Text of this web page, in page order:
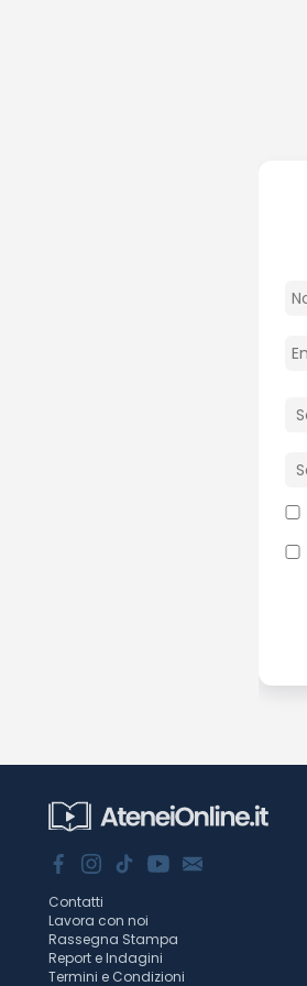
Contatti
Lavora con noi
Rassegna Stampa
Report e Indagini
Termini e Condizioni